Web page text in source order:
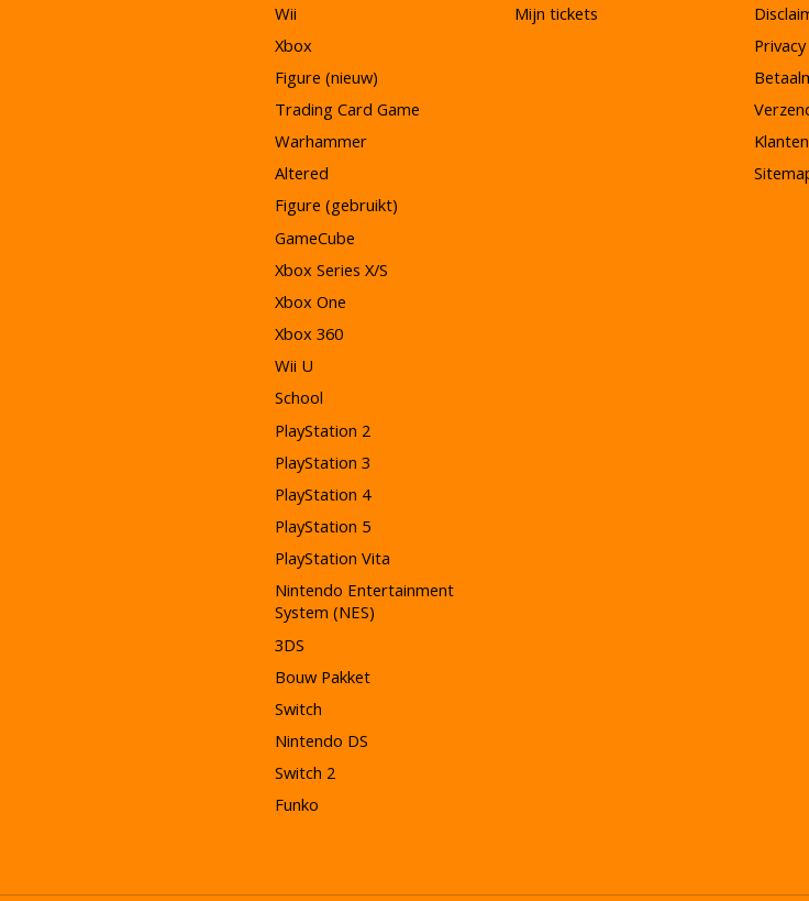
Wii
Xbox
Figure (nieuw)
Trading Card Game
Warhammer
Altered
Figure (gebruikt)
GameCube
Xbox Series X/S
Xbox One
Xbox 360
Wii U
School
PlayStation 2
PlayStation 3
PlayStation 4
PlayStation 5
PlayStation Vita
Nintendo Entertainment
System (NES)
3DS
Bouw Pakket
Switch
Nintendo DS
Switch 2
Funko
Mijn tickets